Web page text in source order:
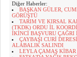
Diğer Haberler:
BAŞKAN GÜLER,
GÖRÜŞTÜ
TARIM VE KIRSAL
(TKDK) ORDU İL
İKİNCİ BAŞVURU
ÇAYBAŞI CURİ
ALABALIK SALINDI
LEYLA ÇAMAŞ